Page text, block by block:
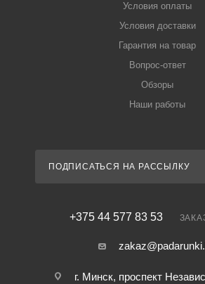
Условия оплаты
Условия доставки
Гарантия на товар
Вопрос-ответ
Обзоры
Наши работы
ПОДПИСАТЬСЯ НА РАССЫЛКУ
+375 44 577 83 53
г. Минск, проспект